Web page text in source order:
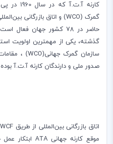
کارنه
گمرک (WCO) و اتاق بازرگانی‌
حاضر در 78 کشور جهان فعال است
گذشته، یکی از مهمترین اولویت
سازمان گمرک جهانی(WCO) ،
صدور ملی و دارندگان کارنه آ.ت.آ
اتاق بازرگانی بین‌المللی از طریق WCF
موقع کارنه جهانی ATA ابتکار